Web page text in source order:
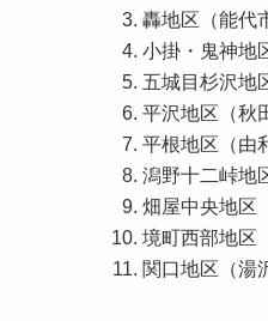
轟地区（能代
小掛・鬼神地
五城目杉沢地
平沢地区（秋
平根地区（由
潟野十二峠地
畑屋中央地区
境町西部地区
関口地区（湯